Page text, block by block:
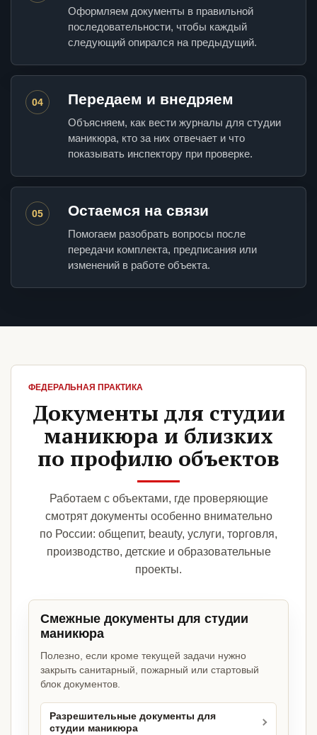
Оформляем документы в правильной
последовательности, чтобы каждый
следующий опирался на предыдущий.
04 Передаем и внедряем
Объясняем, как вести журналы для студии
маникюра, кто за них отвечает и что
показывать инспектору при проверке.
05 Остаемся на связи
Помогаем разобрать вопросы после
передачи комплекта, предписания или
изменений в работе объекта.
ФЕДЕРАЛЬНАЯ ПРАКТИКА
Документы для студии
маникюра и близких
по профилю объектов
Работаем с объектами, где проверяющие
смотрят документы особенно внимательно
по России: общепит, beauty, услуги, торговля,
производство, детские и образовательные
проекты.
Смежные документы для студии
маникюра
Полезно, если кроме текущей задачи нужно
закрыть санитарный, пожарный или стартовый
блок документов.
Разрешительные документы для
студии маникюра